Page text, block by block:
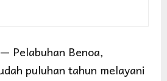
— Pelabuhan Benoa,
puluhan tahun melayani